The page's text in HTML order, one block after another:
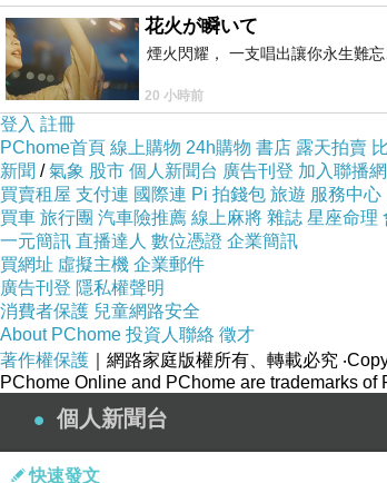
花火が瞬いて
煙火閃耀， 一支唱出讓你永生難忘
20 小時前
登入 註冊
PChome首頁 線上購物 24h購物 書店 露天拍賣
新聞 /氣象 股市 個人新聞台 廣告刊登 加入聯播網
買賣租屋 支付連 國際連 Pi 拍錢包 旅遊 服務中心
買車 旅行團 汽車險推薦 線上麻將 雜誌 星座命理
一元簡訊 直播達人 數位憑證 企業簡訊
買網址 虛擬主機 企業郵件
廣告刊登 隱私權聲明
消費者保護 兒童網路安全
About PChome 投資人聯絡 徵才
著作權保護 ｜網路家庭版權所有、轉載必究
PChome Online and PChome are trademarks of
個人新聞台
快速發文